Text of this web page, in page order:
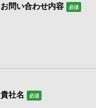
お問い合わせ内容 必須
貴社名 必須